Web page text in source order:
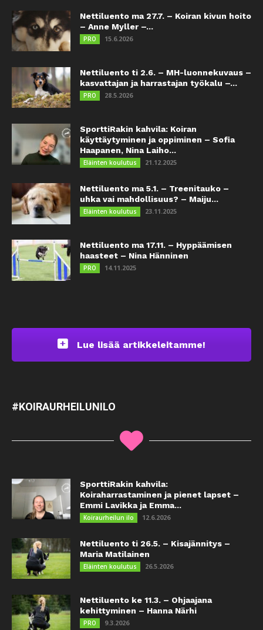
Nettiluento ma 27.7. – Koiran kivun hoito
– Anne Myller –...
PRO 15.6.2026
Nettiluento ti 2.6. – MH-luonnekuvaus –
kasvattajan ja harrastajan työkalu –...
PRO 28.5.2026
SporttiRakin kahvila: Koiran
käyttäytyminen ja oppiminen – Sofia
Haapanen, Nina Laiho...
Eläinten koulutus 21.12.2025
Nettiluento ma 5.1. – Treenitauko –
uhka vai mahdollisuus? – Maiju...
Eläinten koulutus 23.11.2025
Nettiluento ma 17.11. – Hyppäämisen
haasteet – Nina Hänninen
PRO 14.11.2025
Lue lisää artikkeleitamme!
#KOIRAURHEILUNILO
SporttiRakin kahvila:
Koiraharrastaminen ja pienet lapset –
Emmi Lavikka ja Emma...
Koiraurheilun ilo 12.6.2026
Nettiluento ti 26.5. – Kisajännitys –
Maria Matilainen
Eläinten koulutus 26.5.2026
Nettiluento ke 11.3. – Ohjaajana
kehittyminen – Hanna Närhi
PRO 9.3.2026